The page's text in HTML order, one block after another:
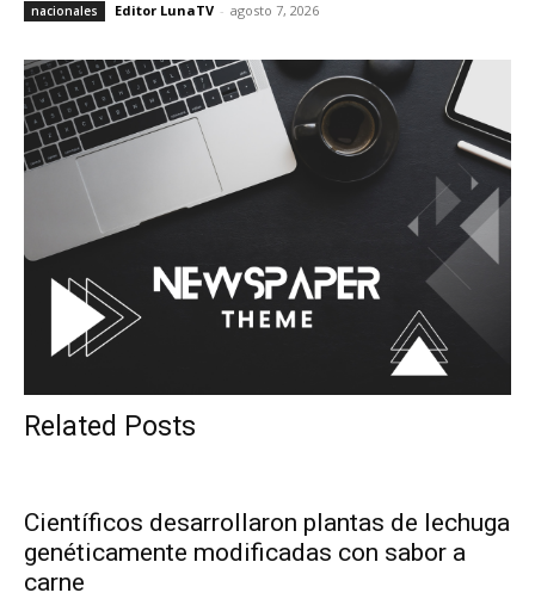
nacionales Editor LunaTV - agosto 7, 2026
Related Posts
Científicos desarrollaron plantas de lechuga
genéticamente modificadas con sabor a
carne